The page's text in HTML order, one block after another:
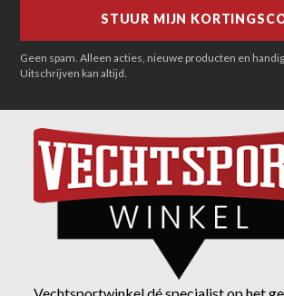
Geen spam. Alleen acties, nieuwe producten en
Uitschrijven kan altijd.